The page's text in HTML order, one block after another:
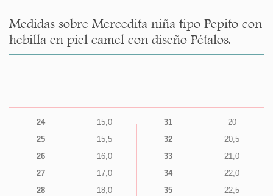
Medidas sobre Mercedita niña tipo Pepito con
hebilla en piel camel con diseño Pétalos.
24
15,0
25
15,5
26
16,0
27
17,0
28
18,0
31
20
32
20,5
33
21,0
34
22,0
35
22,5